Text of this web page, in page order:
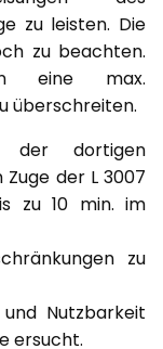
zu leisten. Die
zu beachten.
eine max.
überschreiten.
der dortigen
der L 3007
zu 10 min. im
zu
Nutzbarkeit
ersucht.